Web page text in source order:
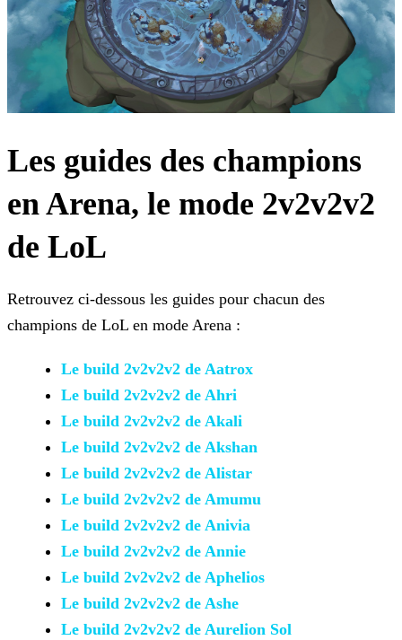
Les guides des champions
en Arena, le mode 2v2v2v2
de LoL
Retrouvez ci-dessous les guides pour chacun des
champions de LoL en mode Arena :
Le build 2v2v2v2 de Aatrox
Le build 2v2v2v2 de Ahri
Le build 2v2v2v2 de Akali
Le build 2v2v2v2 de Akshan
Le build 2v2v2v2 de Alistar
Le build 2v2v2v2 de Amumu
Le build 2v2v2v2 de Anivia
Le build 2v2v2v2 de Annie
Le build 2v2v2v2 de Aphelios
Le build 2v2v2v2 de Ashe
Le build 2v2v2v2 de Aurelion Sol